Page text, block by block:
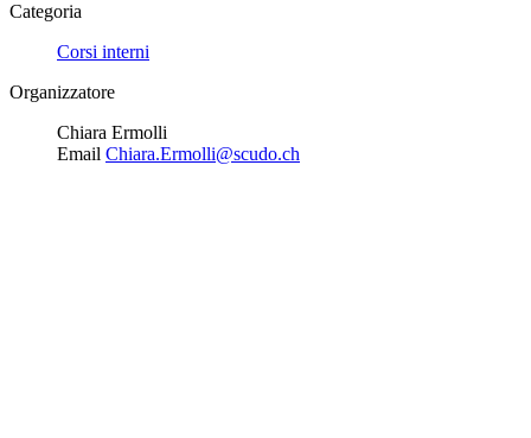
Categoria
Corsi interni
Organizzatore
Chiara Ermolli
Email Chiara.Ermolli@scudo.ch